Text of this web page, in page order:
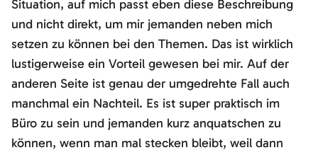
Situation, auf mich passt eben diese Beschreibung
und nicht direkt, um mir jemanden neben mich
setzen zu können bei den Themen. Das ist wirklich
lustigerweise ein Vorteil gewesen bei mir. Auf der
anderen Seite ist genau der umgedrehte Fall auch
manchmal ein Nachteil. Es ist super praktisch im
Büro zu sein und jemanden kurz anquatschen zu
können, wenn man mal stecken bleibt, weil dann